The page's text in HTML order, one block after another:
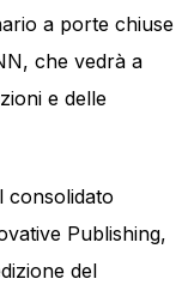
a porte chiuse
che vedrà a
e delle
consolidato
Publishing,
del